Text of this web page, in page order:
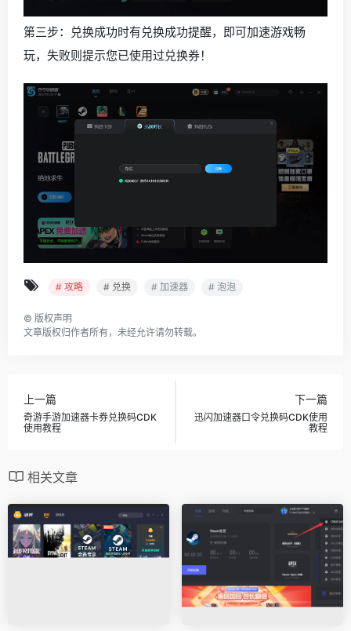
第三步：兑换成功时有兑换成功提醒，即可加速游戏畅
玩，失败则提示您已使用过兑换券！
# 攻略 # 兑换 # 加速器 # 泡泡
© 版权声明
文章版权归作者所有，未经允许请勿转载。
上一篇
奇游手游加速器卡券兑换码CDK
使用教程
下一篇
迅闪加速器口令兑换码CDK使用
教程
相关文章